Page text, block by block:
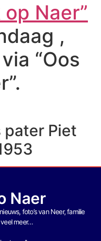
op Naer”
,
“Oos
pater Piet
Naer
foto’s van Neer, familie
meer…